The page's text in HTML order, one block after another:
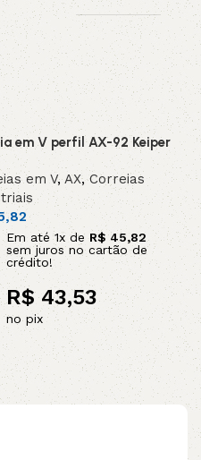
em V perfil AX-92 Keiper
em V,AX,Correias
Em até1x de R$45,82
sem juros no cartão de
crédito!
R$43,53
no pix
ao carrinho